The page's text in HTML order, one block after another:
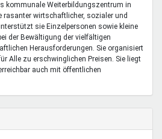
kommunale Weiterbildungszentrum in
rasanter wirtschaftlicher, sozialer und
sie Einzelpersonen sowie kleine
der Bewältigung der vielfältigen
Herausforderungen. Sie organisiert
Alle zu erschwinglichen Preisen. Sie liegt
auch mit öffentlichen